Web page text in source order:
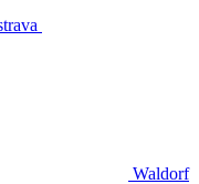
Waldorf